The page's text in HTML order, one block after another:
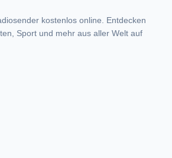
kostenlos online. Entdecken
Sport und mehr aus aller Welt auf